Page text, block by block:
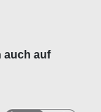
auch auf